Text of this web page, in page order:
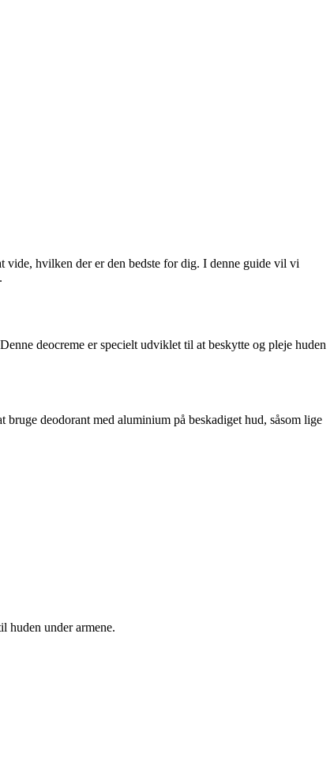
hvilken der er den bedste for dig. I denne guide vil vi
deocreme er specielt udviklet til at beskytte og pleje huden
bruge deodorant med aluminium på beskadiget hud, såsom lige
huden under armene.